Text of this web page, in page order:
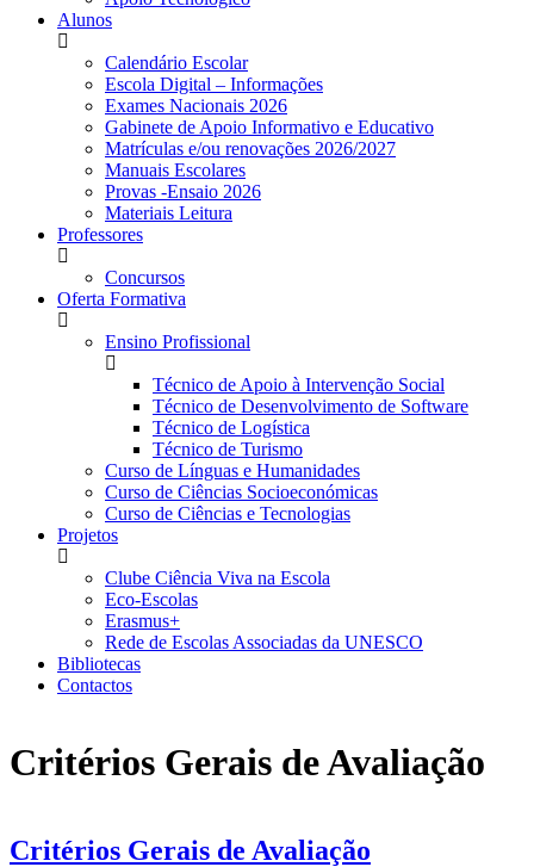
Alunos
Calendário Escolar
Escola Digital – Informações
Exames Nacionais 2026
Gabinete de Apoio Informativo e Educativo
Matrículas e/ou renovações 2026/2027
Manuais Escolares
Provas -Ensaio 2026
Materiais Leitura
Professores
Concursos
Oferta Formativa
Ensino Profissional
Técnico de Apoio à Intervenção Social
Técnico de Desenvolvimento de Software
Técnico de Logística
Técnico de Turismo
Curso de Línguas e Humanidades
Curso de Ciências Socioeconómicas
Curso de Ciências e Tecnologias
Projetos
Clube Ciência Viva na Escola
Eco-Escolas
Erasmus+
Rede de Escolas Associadas da UNESCO
Bibliotecas
Contactos
Critérios Gerais de Avaliação
Critérios Gerais de Avaliação